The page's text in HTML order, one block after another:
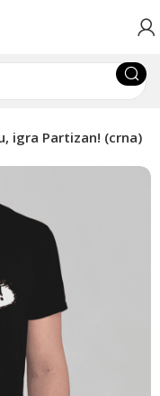
igra Partizan! (crna)